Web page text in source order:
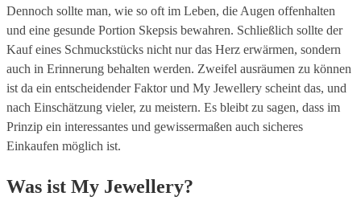
Dennoch sollte man, wie so oft im Leben, die Augen offenhalten
und eine gesunde Portion Skepsis bewahren. Schließlich sollte der
Kauf eines Schmuckstücks nicht nur das Herz erwärmen, sondern
auch in Erinnerung behalten werden. Zweifel ausräumen zu können
ist da ein entscheidender Faktor und My Jewellery scheint das, und
nach Einschätzung vieler, zu meistern. Es bleibt zu sagen, dass im
Prinzip ein interessantes und gewissermaßen auch sicheres
Einkaufen möglich ist.
Was ist My Jewellery?